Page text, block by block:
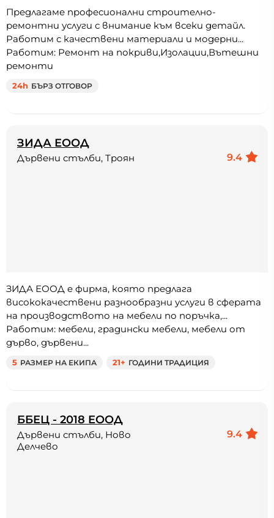
Предлагаме професионални строително-
ремонтни услуги с внимание към всеки детайл.
Работим с качествени материали и модерни...
Работим: Ремонт на покриви,Изолации,Вътешни
ремонти
24h БЪРЗ ОТГОВОР
ЗИДА ЕООД
9.4
Дървени стълби, Троян
ЗИДА ЕООД e фирма, която предлага
висококачествени разнообразни услуги в сферата
на производството на мебели по поръчка,...
Работим: мебели, градински мебели, мебели от
дърво, дървени...
5 РАЗМЕР НА ЕКИПА 21+ ГОДИНИ ТРАДИЦИЯ
ББЕЦ - 2018 ЕООД
9.4
Дървени стълби, Ново
Делчево